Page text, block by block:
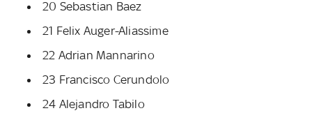
20 Sebastian Baez
21 Felix Auger-Aliassime
22 Adrian Mannarino
23 Francisco Cerundolo
24 Alejandro Tabilo